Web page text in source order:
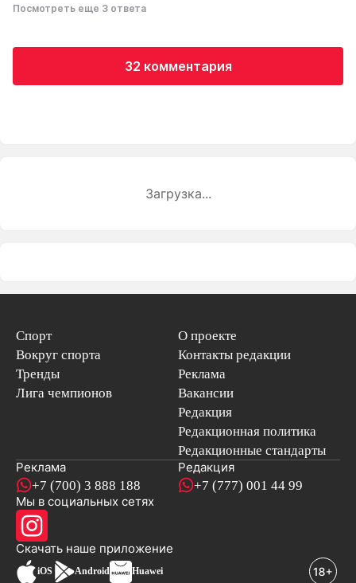
Посмотреть еще 3 ответа
32 комментария
Загрузка...
Спорт
Вокруг спорта
Тренды
Лига чемпионов
О проекте
Контакты редакции
Реклама
Вакансии
Редакция
Редакционная политика
Редакционные стандарты
Реклама
+7 (700) 3 888 188
Редакция
+7 (777) 001 44 99
Мы в социальных сетях
Скачать наше приложениеновостей
iOS Android Huawei